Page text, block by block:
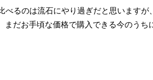
べるのは流石にやり過ぎだと思いますが
まだお手頃な価格で購入できる今のうち